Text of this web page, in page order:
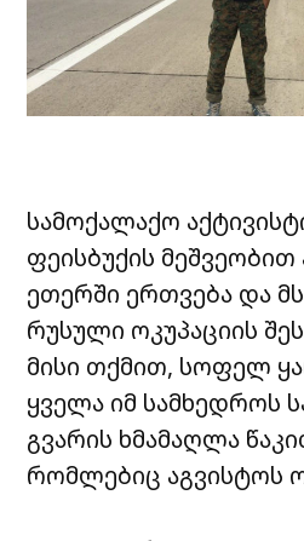
სამოქალაქო
ფეისბუქის
ეთერში ერთვება და
რუსული ოკუპაციის
მისი თქმით, სოფელ
ყველა იმ სამხედროს
გვარის ხმამაღლა
რომლებიც აგვისტოს